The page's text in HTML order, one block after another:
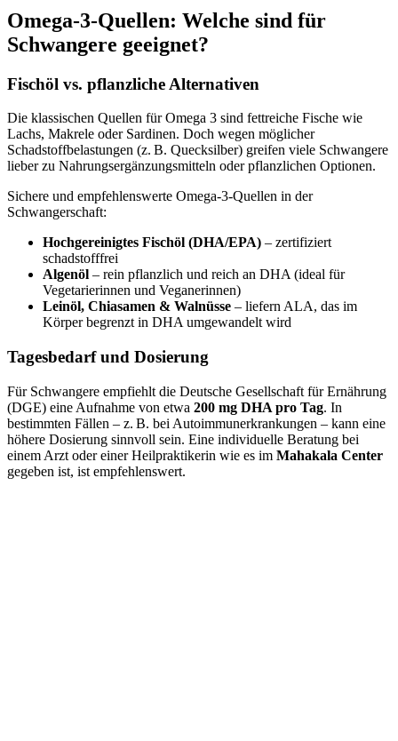
Omega-3-Quellen: Welche sind für
Schwangere geeignet?
Fischöl vs. pflanzliche Alternativen
Die klassischen Quellen für Omega 3 sind fettreiche Fische wie
Lachs, Makrele oder Sardinen. Doch wegen möglicher
Schadstoffbelastungen (z. B. Quecksilber) greifen viele Schwangere
lieber zu Nahrungsergänzungsmitteln oder pflanzlichen Optionen.
Sichere und empfehlenswerte Omega-3-Quellen in der
Schwangerschaft:
Hochgereinigtes Fischöl (DHA/EPA) – zertifiziert
schadstofffrei
Algenöl – rein pflanzlich und reich an DHA (ideal für
Vegetarierinnen und Veganerinnen)
Leinöl, Chiasamen & Walnüsse – liefern ALA, das im
Körper begrenzt in DHA umgewandelt wird
Tagesbedarf und Dosierung
Für Schwangere empfiehlt die Deutsche Gesellschaft für Ernährung
(DGE) eine Aufnahme von etwa 200 mg DHA pro Tag. In
bestimmten Fällen – z. B. bei Autoimmunerkrankungen – kann eine
höhere Dosierung sinnvoll sein. Eine individuelle Beratung bei
einem Arzt oder einer Heilpraktikerin wie es im Mahakala Center
gegeben ist, ist empfehlenswert.